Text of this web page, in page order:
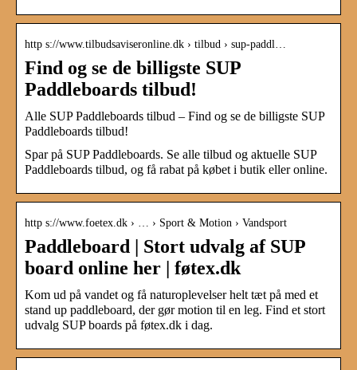
http s://www.tilbudsaviseronline.dk › tilbud › sup-paddl…
Find og se de billigste SUP
Paddleboards tilbud!
Alle SUP Paddleboards tilbud – Find og se de billigste SUP
Paddleboards tilbud!
Spar på SUP Paddleboards. Se alle tilbud og aktuelle SUP
Paddleboards tilbud, og få rabat på købet i butik eller online.
http s://www.foetex.dk › … › Sport & Motion › Vandsport
Paddleboard | Stort udvalg af SUP
board online her | føtex.dk
Kom ud på vandet og få naturoplevelser helt tæt på med et
stand up paddleboard, der gør motion til en leg. Find et stort
udvalg SUP boards på føtex.dk i dag.